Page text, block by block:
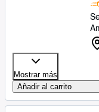
Mostrar más
Añadir al carrito